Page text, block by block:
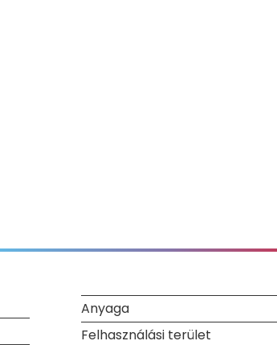
Anyaga
Felhasználási terület